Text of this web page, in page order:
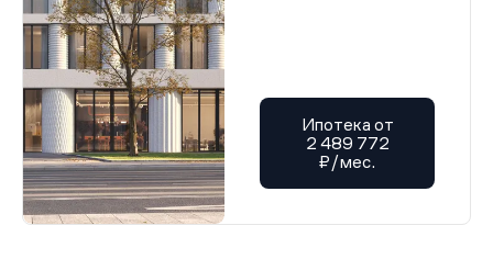
Ипотека от
2 489 772
₽/мес.